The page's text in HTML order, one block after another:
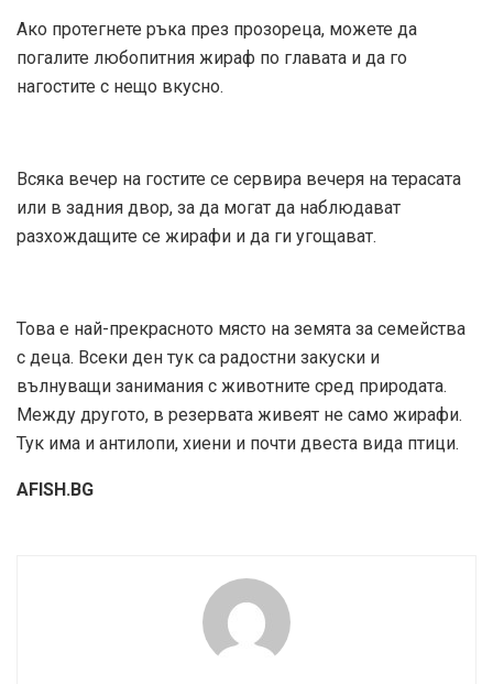
Ако протегнете ръка през прозореца, можете да
погалите любопитния жираф по главата и да го
нагостите с нещо вкусно.
Всяка вечер на гостите се сервира вечеря на терасата
или в задния двор, за да могат да наблюдават
разхождащите се жирафи и да ги угощават.
Това е най-прекрасното място на земята за семейства
с деца. Всеки ден тук са радостни закуски и
вълнуващи занимания с животните сред природата.
Между другото, в резервата живеят не само жирафи.
Тук има и антилопи, хиени и почти двеста вида птици.
AFISH.BG